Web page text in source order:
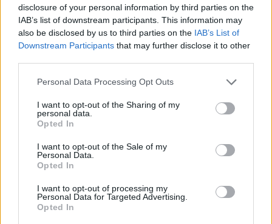
disclosure of your personal information by third parties on the
IAB’s list of downstream participants. This information may
also be disclosed by us to third parties on the IAB’s List of
Downstream Participants that may further disclose it to other
Please note that this website/app uses one or more Google
not limited to your visit or usage behaviour. You may click to
grant or deny consent to Google and its third-party tags to
use your data for below specified purposes in below Google
consent section.
Personal Data Processing Opt Outs
I want to opt-out of the Sharing of my
personal data.
Opted In
I want to opt-out of the Sale of my
Personal Data.
Opted In
I want to opt-out of processing my
Personal Data for Targeted Advertising.
Opted In
Cómo elegir una carrera STEAM: perfiles
emergentes y competencias clave
Descubre cómo elegir la mejor opción en STEAM:…
CIENCIA Y TECNOLOGÍA